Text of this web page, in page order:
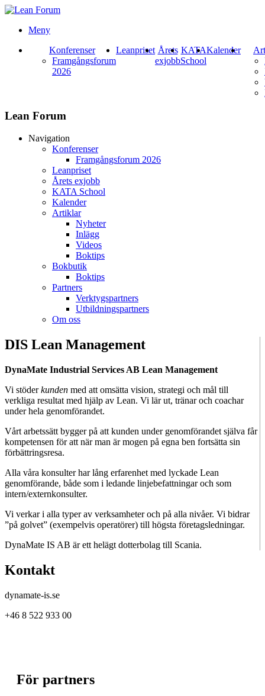
Meny
Konferenser
Framgångsforum
2026
Leanpriset Årets
exjobb
KATA
School
Kalender
Lean Forum
Navigation
Konferenser
Framgångsforum 2026
Leanpriset
Årets exjobb
KATA School
Kalender
Artiklar
Nyheter
Inlägg
Videos
Boktips
Bokbutik
Boktips
Partners
Verktygspartners
Utbildningspartners
Om oss
DIS Lean Management
DynaMate Industrial Services AB Lean Management
Vi stöderkunden med att omsätta vision, strategi och mål till
verkliga resultat med hjälp av Lean. Vi lär ut, tränar och coachar
under hela genomförandet.
Vårt arbetssätt bygger på att kunden under genomförandet själva får
kompetensen för att när man är mogen på egna ben fortsätta sin
förbättringsresa.
Alla våra konsulter har lång erfarenhet med lyckade Lean
genomförande, både som i ledande linjebefattningar och som
intern/externkonsulter.
Vi verkar i alla typer av verksamheter och på alla nivåer. Vi bidrar
”på golvet” (exempelvis operatörer) till högsta företagsledningar.
DynaMate IS AB är ett helägt dotterbolag till Scania.
Kontakt
dynamate-is.se
+46 8 522 933 00
För partners